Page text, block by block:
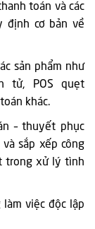
toán và các
định cơ bản về
sản phẩm như
tử, POS quẹt
khác.
– thuyết phục
sắp xếp công
trong xử lý tình
việc độc lập